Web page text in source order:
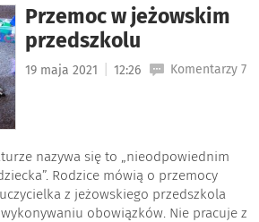
Przemoc w jeżowskim
przedszkolu
19 maja 2021 12:26 Komentarzy 7
nazywa się to „nieodpowiednim
Rodzice mówią o przemocy
z jeżowskiego przedszkola
obowiązków. Nie pracuje z